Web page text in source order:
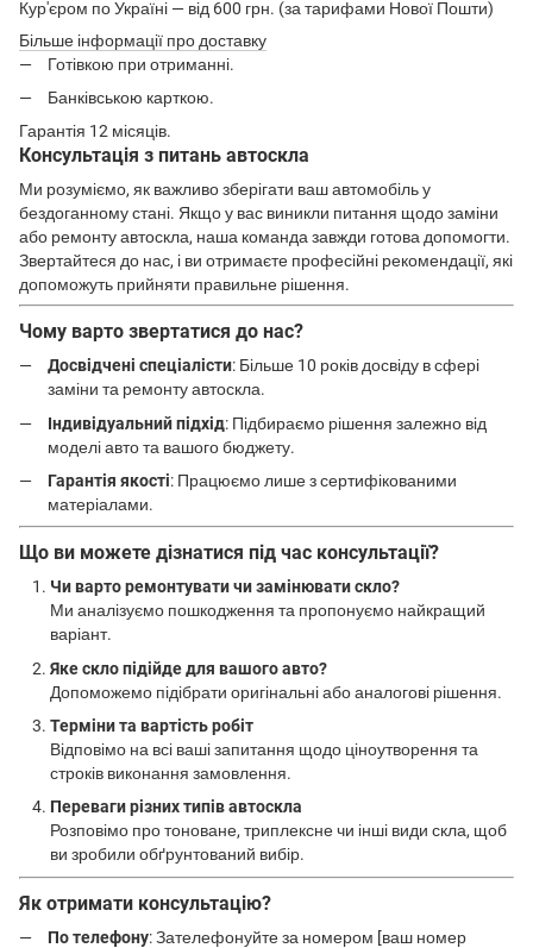
Кур'єром по Україні — від 600 грн. (за тарифами Нової Пошти)
Більше інформації про доставку
Готівкою при отриманні.
Банківською карткою.
Гарантія 12 місяців.
Консультація з питань автоскла
Ми розуміємо, як важливо зберігати ваш автомобіль у
бездоганному стані. Якщо у вас виникли питання щодо заміни
або ремонту автоскла, наша команда завжди готова допомогти.
Звертайтеся до нас, і ви отримаєте професійні рекомендації, які
допоможуть прийняти правильне рішення.
Чому варто звертатися до нас?
Досвідчені спеціалісти: Більше 10 років досвіду в сфері
заміни та ремонту автоскла.
Індивідуальний підхід: Підбираємо рішення залежно від
моделі авто та вашого бюджету.
Гарантія якості: Працюємо лише з сертифікованими
матеріалами.
Що ви можете дізнатися під час консультації?
Чи варто ремонтувати чи замінювати скло?
Ми аналізуємо пошкодження та пропонуємо найкращий
варіант.
Яке скло підійде для вашого авто?
Допоможемо підібрати оригінальні або аналогові рішення.
Терміни та вартість робіт
Відповімо на всі ваші запитання щодо ціноутворення та
строків виконання замовлення.
Переваги різних типів автоскла
Розповімо про тоноване, триплексне чи інші види скла, щоб
ви зробили обґрунтований вибір.
Як отримати консультацію?
По телефону: Зателефонуйте за номером [ваш номер